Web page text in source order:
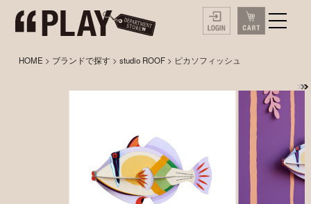
HOME > ブランドで探す >studio ROOF > ピカソフィッシュ